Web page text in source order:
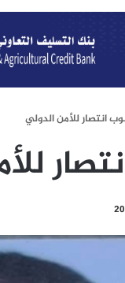
انتصار للأمن الدولي